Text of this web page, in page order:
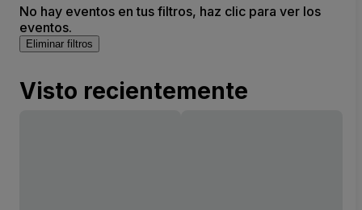
No hay eventos en tus filtros, haz clic para ver los
eventos.
Eliminar filtros
Visto recientemente